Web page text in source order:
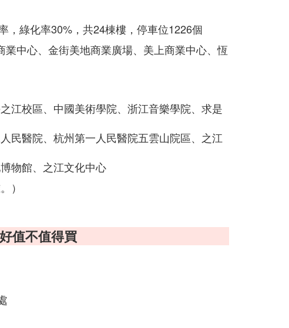
，綠化率30%，共24棟樓，停車位1226個
中心、金街美地商業廣場、美上商業中心、恆
江校區、中國美術學院、浙江音樂學院、求是
民醫院、杭州第一人民醫院五雲山院區、之江
物館、之江文化中心
）
值不值得買